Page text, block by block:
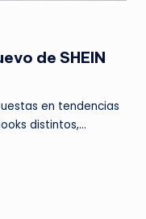
de SHEIN
en tendencias
distintos,…